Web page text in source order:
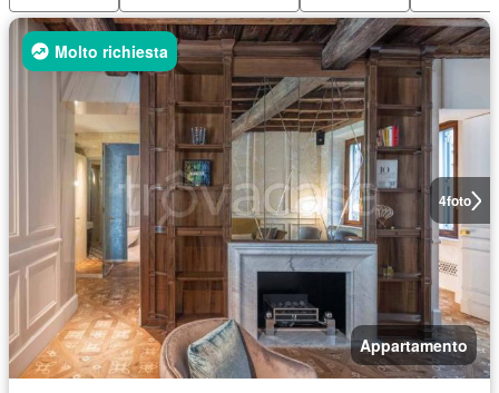
4foto
Molto richiesta
Appartamento